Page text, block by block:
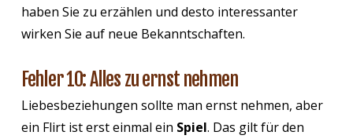
haben Sie zu erzählen und desto interessanter
wirken Sie auf neue Bekanntschaften.
Fehler 10: Alles zu ernst nehmen
Liebesbeziehungen sollte man ernst nehmen, aber
ein Flirt ist erst einmal ein Spiel. Das gilt für den